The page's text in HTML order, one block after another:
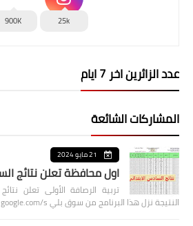
25k
900K
عدد الزائرين اخر 7 ايام
المشاركات الشائعة
21 مايو 2024
اول محافظة تعلن نتائج
تربية الرصافة الأولى تعلن
النتيجة نزل هذا البرنامج من سوق بلي https://play.google.com/s…